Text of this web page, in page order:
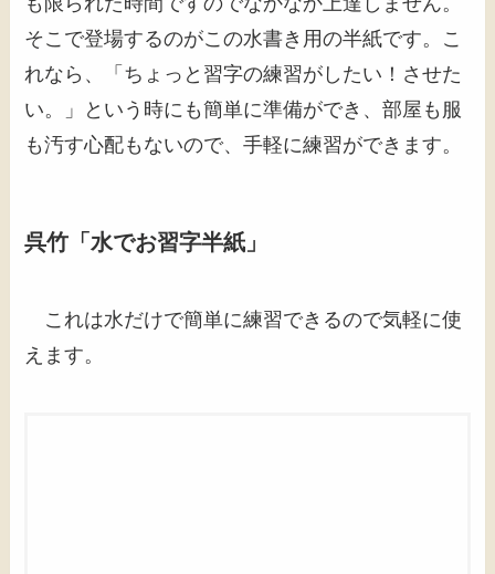
そこで登場するのがこの水書き用の半紙です。こ
れなら、「ちょっと習字の練習がしたい！させた
い。」という時にも簡単に準備ができ、部屋も服
も汚す心配もないので、手軽に練習ができます。
呉竹「水でお習字半紙」
これは水だけで簡単に練習できるので気軽に使
えます。